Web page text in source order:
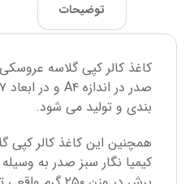
توضیحات
کاغذ کالر کپی گلاسه
صدر در اندازه A۴ و در ابعاد
بندی و تولید می شود.
همچنین این کاغذ کالر
کیمیا نگار سبز صدر به